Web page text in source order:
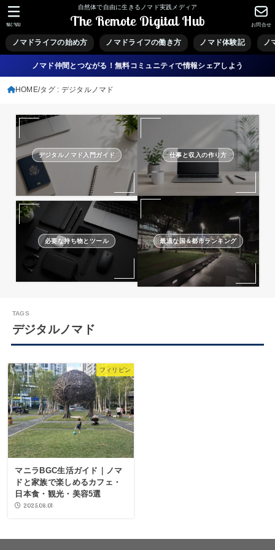
自然体で自由に生きるノマド実践メディア
The Remote Digital Hub
ノマドライフの始め方 ノマドライフの働き方 ノマド体験記 ノ
お問合せ
MENU
ノマド仲間とつながる！無料コミュニティで情報シェアしよう
HOME タグ : デジタルノマド
デジタルノマド入門ガイド 仕事と収入の作り方
必要な持ち物とツール 最適な国＆都市ランキング
デジタルノマド
フィリピン
マニラBGC生活ガイド｜ノマ
ドと家族で楽しめるカフェ・
日本食・観光・美容5選
2025.08.01